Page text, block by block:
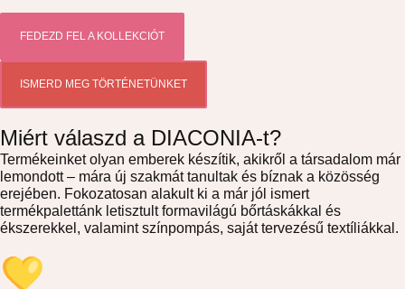
FEDEZD FEL A KOLLEKCIÓT
ISMERD MEG TÖRTÉNETÜNKET
Miért válaszd a DIACONIA-t?
Termékeinket olyan emberek készítik, akikről a társadalom már
lemondott – mára új szakmát tanultak és bíznak a közösség
erejében. Fokozatosan alakult ki a már jól ismert
termékpalettánk letisztult formavilágú bőrtáskákkal és
ékszerekkel, valamint színpompás, saját tervezésű textíliákkal.